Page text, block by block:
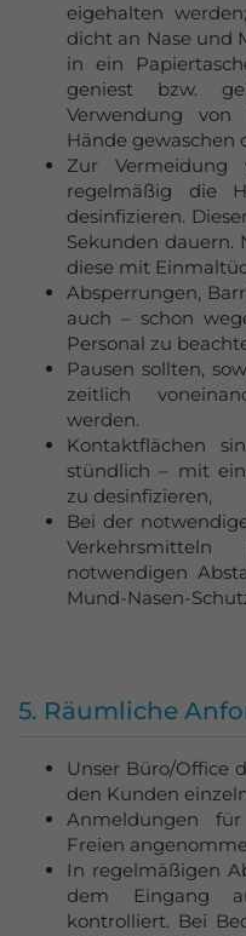
eigehalten
dicht an Nase und
in ein
geniest bzw.
Verwendung von
Hände gewaschen
Zur Vermeidung
regelmäßig die
desinfizieren.
Sekunden dauern.
diese mit
Absperrungen,
auch – schon
Personal zu
Pausen sollten,
zeitlich
werden.
Kontaktflächen
stündlich – mit
zu desinfizieren,
Bei der
notwendigen
Mund-Nasen-
5. Räumliche
Unser Büro/Office
den Kunden
Anmeldungen
Freien
In regelmäßigen
dem Eingang
kontrolliert. Bei